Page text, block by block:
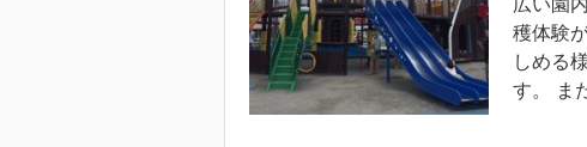
広い園
穫体験
しめる
す。 ま